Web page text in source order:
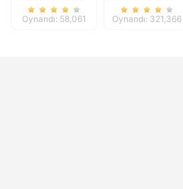
Oynandı: 58,061 Oynandı: 321,366